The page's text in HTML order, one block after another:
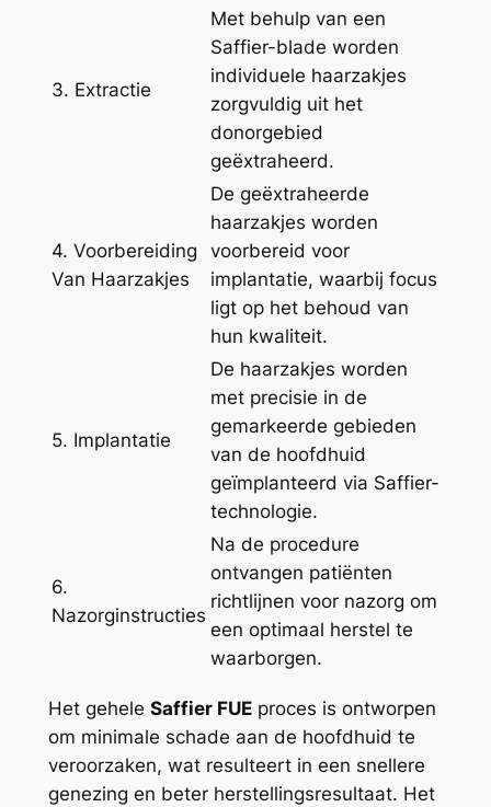
3. Extractie
Met behulp van een
Saffier-blade worden
individuele haarzakjes
zorgvuldig uit het
donorgebied
geëxtraheerd.
4. Voorbereiding
Van Haarzakjes
De geëxtraheerde
haarzakjes worden
voorbereid voor
implantatie, waarbij focus
ligt op het behoud van
hun kwaliteit.
5. Implantatie
De haarzakjes worden
met precisie in de
gemarkeerde gebieden
van de hoofdhuid
geïmplanteerd via Saffier-
technologie.
6.
Nazorginstructies
Na de procedure
ontvangen patiënten
richtlijnen voor nazorg om
een optimaal herstel te
waarborgen.
Het gehele Saffier FUEproces is ontworpen
om minimale schade aan de hoofdhuid te
veroorzaken, wat resulteert in een snellere
genezing en beter herstellingsresultaat. Het